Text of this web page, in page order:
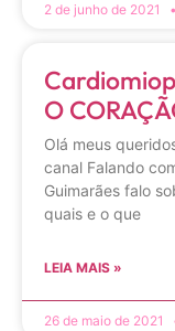
2 de junho de 2021
O
Olá meus
canal Falando
Guimarães falo
quais e o que
LEIA MAIS »
26 de maio de 2021